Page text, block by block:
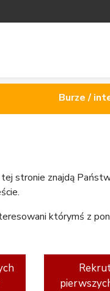
Burze /
stronie znajdą
którymś z